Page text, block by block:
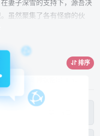
妻子深雪的支持下，源吾决
虽然聚集了各有怪癖的伙
持"无论何种生命都要拯
火"的神秘连续纵火案却不断
防员们奔走奋斗——娱乐活剧
排序
2